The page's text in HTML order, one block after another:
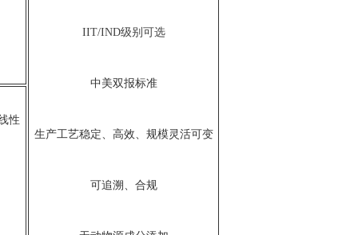
IIT/IND级别可选
中美双报标准
生产工艺稳定、高效、规模灵活可变
可追溯、合规
性